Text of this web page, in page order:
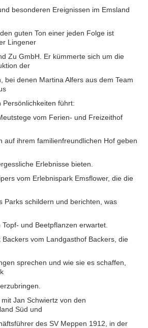
besonderen Ereignissen im Emsland
guten Ton einer jeden Folge ist
Lingener
Zu GmbH. Er kümmerte sich um die
der
bei denen Martina Alfers aus dem Team
führt:
vom Ferien- und Freizeithof
auf ihrem familienfreundlichen Hof geben
Erlebnisse bieten.
vom Erlebnispark Emsflower, die die
Parks schildern und berichten, was
und Beetpflanzen erwartet.
vom Landgasthof Backers, die
sprechen und wie sie es schaffen,
Jan Schwiertz von den
Süd und
des SV Meppen 1912, in der